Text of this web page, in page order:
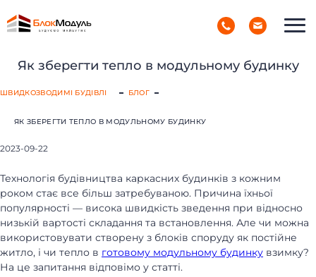
РУС
УКР
Як зберегти тепло в модульному будинку
ШВИДКОЗВОДИМІ БУДІВЛІ БЛОГ
ЯК ЗБЕРЕГТИ ТЕПЛО В МОДУЛЬНОМУ БУДИНКУ
2023-09-22
Технологія будівництва каркасних будинків з кожним
роком стає все більш затребуваною. Причина їхньої
популярності — висока швидкість зведення при відносно
низькій вартості складання та встановлення. Але чи можна
використовувати створену з блоків споруду як постійне
житло, і чи тепло в готовому модульному будинку взимку?
На це запитання відповімо у статті.